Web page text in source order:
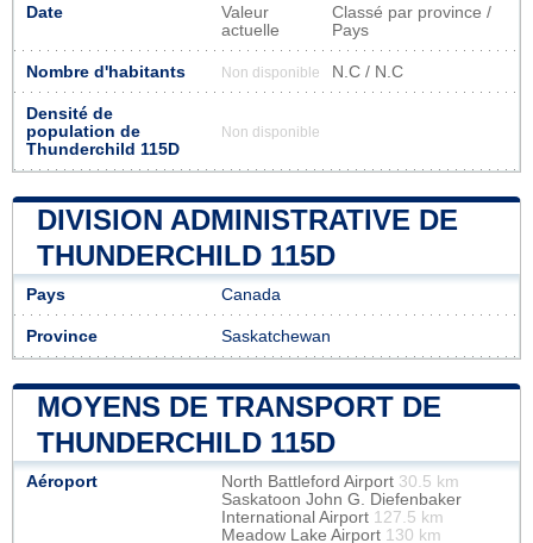
Date
Valeur
actuelle
Classé par province /
Pays
Nombre d'habitants Non disponible N.C / N.C
Densité de
population de
Thunderchild 115D
Non disponible
DIVISION ADMINISTRATIVE DE
THUNDERCHILD 115D
Pays Canada
Province Saskatchewan
MOYENS DE TRANSPORT DE
THUNDERCHILD 115D
Aéroport North Battleford Airport 30.5 km
Saskatoon John G. Diefenbaker
International Airport 127.5 km
Meadow Lake Airport 130 km